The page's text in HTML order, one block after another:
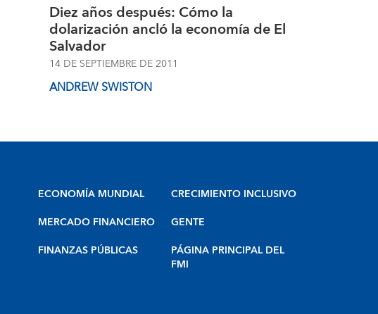
Diez años después: Cómo la
dolarización ancló la economía de El
Salvador
14 DE SEPTIEMBRE DE 2011
ANDREW SWISTON
ECONOMÍA MUNDIAL
MERCADO FINANCIERO
FINANZAS PÚBLICAS
CRECIMIENTO INCLUSIVO
GENTE
PÁGINA PRINCIPAL DEL
FMI